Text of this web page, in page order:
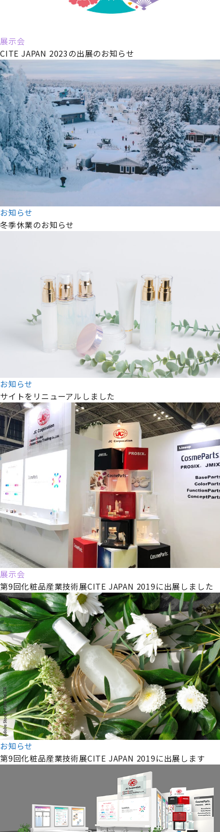
展示会
CITE JAPAN 2023の出展のお知らせ
お知らせ
冬季休業のお知らせ
お知らせ
サイトをリニューアルしました
展示会
第9回化粧品産業技術展CITE JAPAN 2019に出展しました
お知らせ
第9回化粧品産業技術展CITE JAPAN 2019に出展します